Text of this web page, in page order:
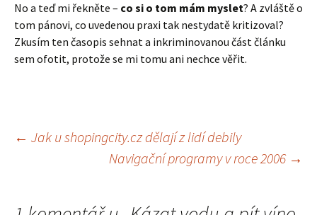
No a teď mi řekněte – co si o tom mám myslet? A zvláště o
tom pánovi, co uvedenou praxi tak nestydatě kritizoval?
Zkusím ten časopis sehnat a inkriminovanou část článku
sem ofotit, protože se mi tomu ani nechce věřit.
Navigace
← Jak u shopingcity.cz dělají z lidí debily
Navigační programy v roce 2006 →